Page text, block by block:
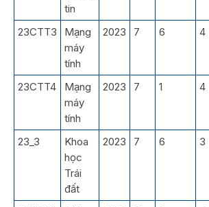
tin
23CTT3
Mạng
máy
tính
2023 7 6 4
23CTT4
Mạng
máy
tính
2023 7 1 4
23_3
Khoa
học
Trái
đất
2023 7 6 3